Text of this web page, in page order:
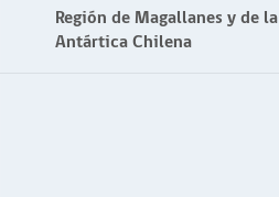
Región de Magallanes y de la
Antártica Chilena